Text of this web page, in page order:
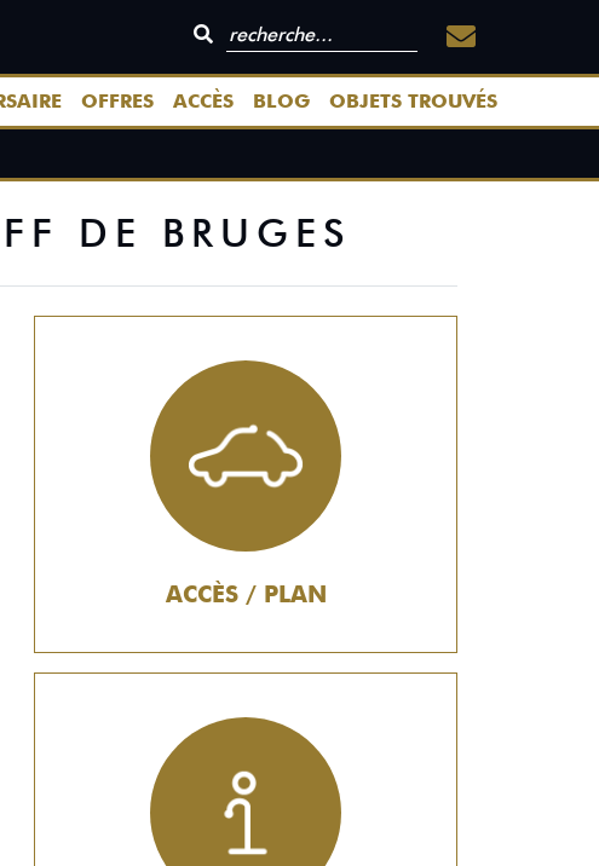
OFFRES ACCÈS BLOG OBJETS TROUVÉS
DE BRUGES
ACCÈS / PLAN